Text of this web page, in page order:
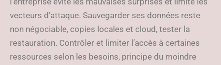
vecteurs d’attaque. Sauvegarder ses données reste
non négociable, copies locales et cloud, tester la
restauration. Contrôler et limiter l’accès à certaines
ressources selon les besoins, principe du moindre